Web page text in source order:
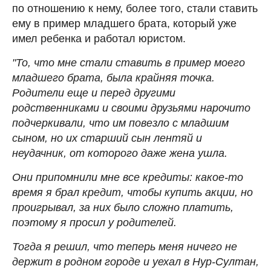
по отношению к нему, более того, стали ставить
ему в пример младшего брата, который уже
имел ребенка и работал юристом.
"То, что мне стали ставить в пример моего
младшего брата, была крайняя точка.
Родители еще и перед другими
родственниками и своими друзьями нарочито
подчеркивали, что им повезло с младшим
сыном, но их старший сын лентяй и
неудачник, от которого даже жена ушла.
Они припомнили мне все кредиты: какое-то
время я брал кредит, чтобы купить акции, но
проигрывал, за них было сложно платить,
поэтому я просил у родителей.
Тогда я решил, что теперь меня ничего не
держит в родном городе и уехал в Нур-Султан,